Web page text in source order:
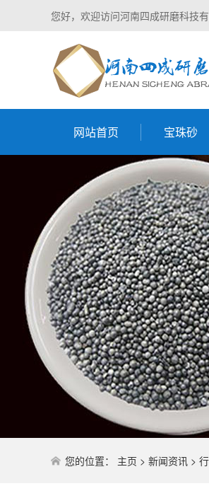
您好，欢迎访问河南四成研磨科技
网站首页 宝珠砂
您的位置： 主页 > 新闻资讯 >